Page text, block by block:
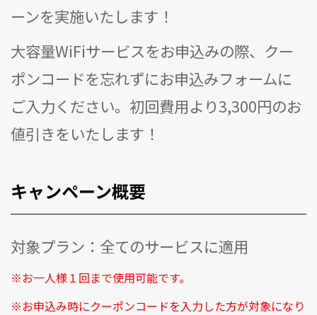
ーンを実施いたします！
大容量WiFiサービスをお申込みの際、クー
ポンコードを忘れずにお申込みフォームに
ご入力ください。初回費用より3,300円のお
値引きをいたします！
キャンペーン概要
対象プラン：全てのサービスに適用
※お一人様１回まで使用可能です。
※お申込み時にクーポンコードを入力した方が対象になり